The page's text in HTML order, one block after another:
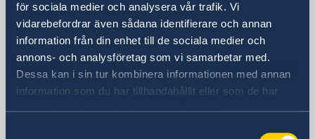
för sociala medier och analysera vår trafik. Vi
vidarebefordrar även sådana identifierare och annan
information från din enhet till de sociala medier och
annons- och analysföretag som vi samarbetar med.
Dessa kan i sin tur kombinera informationen med annan
information som du har tillhandahållit eller som de har
Embassy
Visiting address
Embassy of Sweden
Vizíváros Office Center